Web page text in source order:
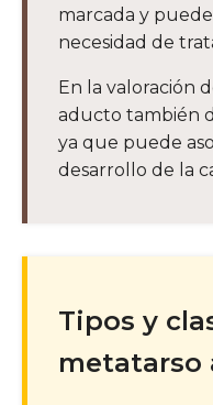
marcada y
necesidad de
En la valoración
aducto también
ya que puede
desarrollo de la
Tipos y
metatarso